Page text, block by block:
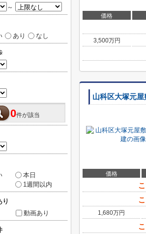
価格
3,500万円
山科区大塚元
価格
1,680万円
～
あり なし
0件が該当
本日
1週間以内
り
動画あり